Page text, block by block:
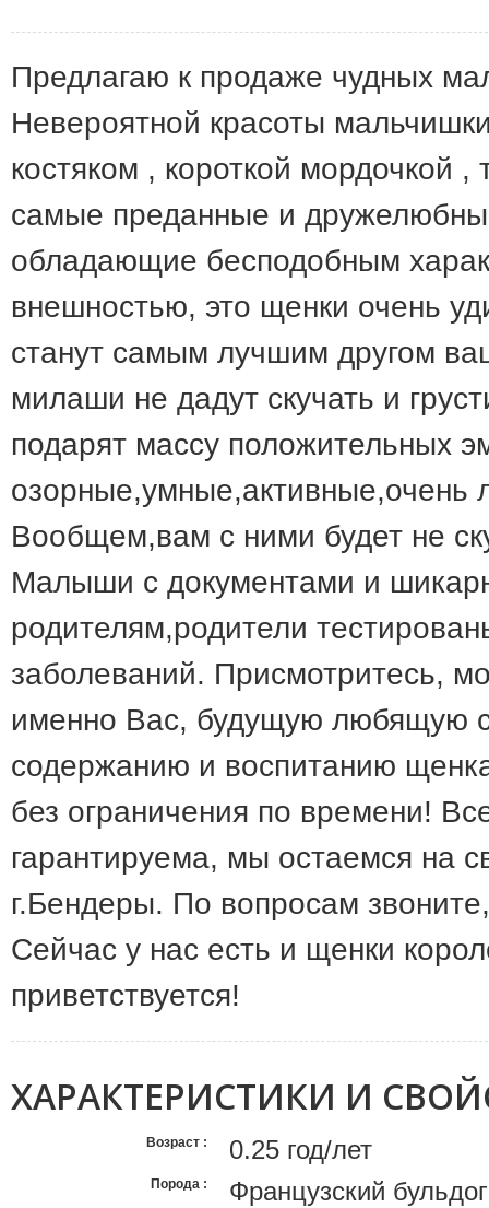
Предлагаю к продаже чудных
Невероятной красоты
костяком , короткой мордочкой
самые преданные и
обладающие бесподобным
внешностью, это щенки очень
станут самым лучшим другом
милаши не дадут скучать и
подарят массу положительных
озорные,умные,активные,очень
Вообщем,вам с ними будет не
Малыши с документами и
родителям,родители
заболеваний. Присмотритесь,
именно Вас, будущую любящую
содержанию и воспитанию
без ограничения по времени!
гарантируема, мы остаемся на
г.Бендеры. По вопросам
Сейчас у нас есть и щенки
приветствуется!
ХАРАКТЕРИСТИКИ И
Возраст 0.25 год/лет
Порода Французский бульдог